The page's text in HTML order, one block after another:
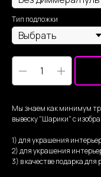
Тип подложки
Мы знаем как минимум
вывеску "Шарики" с
1) для украшения
2) для украшения
3) в качестве подарка для